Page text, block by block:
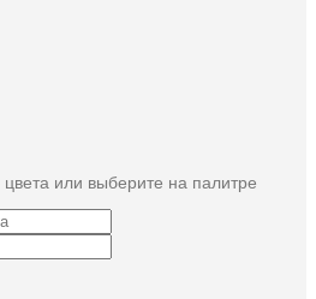
или выберите на палитре